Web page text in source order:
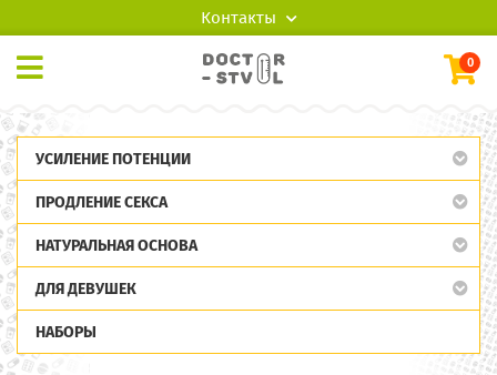
Контакты
0
УСИЛЕНИЕ ПОТЕНЦИИ
ПРОДЛЕНИЕ СЕКСА
НАТУРАЛЬНАЯ ОСНОВА
ДЛЯ ДЕВУШЕК
НАБОРЫ